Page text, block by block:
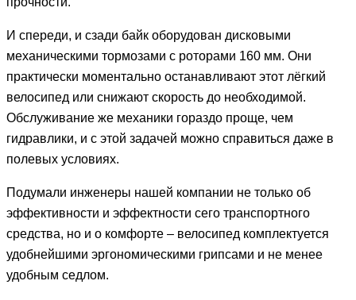
И спереди, и сзади байк оборудован дисковыми
механическими тормозами с роторами 160 мм. Они
практически моментально останавливают этот лёгкий
велосипед или снижают скорость до необходимой.
Обслуживание же механики гораздо проще, чем
гидравлики, и с этой задачей можно справиться даже в
полевых условиях.
Подумали инженеры нашей компании не только об
эффективности и эффектности сего транспортного
средства, но и о комфорте – велосипед комплектуется
удобнейшими эргономическими грипсами и не менее
удобным седлом.